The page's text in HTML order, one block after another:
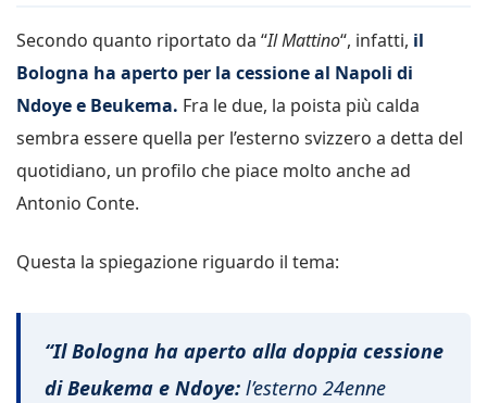
Secondo quanto riportato da “Il Mattino“, infatti, il
Bologna ha aperto per la cessione al Napoli di
Ndoye e Beukema. Fra le due, la poista più calda
sembra essere quella per l’esterno svizzero a detta del
quotidiano, un profilo che piace molto anche ad
Antonio Conte.
Questa la spiegazione riguardo il tema:
“Il Bologna ha aperto alla doppia cessione
di Beukema e Ndoye: l’esterno 24enne